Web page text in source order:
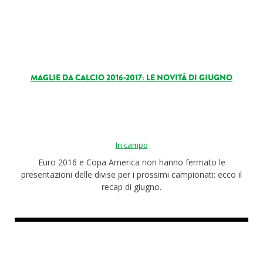
MAGLIE DA CALCIO 2016-2017: LE NOVITÀ DI GIUGNO
In campo
Euro 2016 e Copa America non hanno fermato le
presentazioni delle divise per i prossimi campionati: ecco il
recap di giugno.